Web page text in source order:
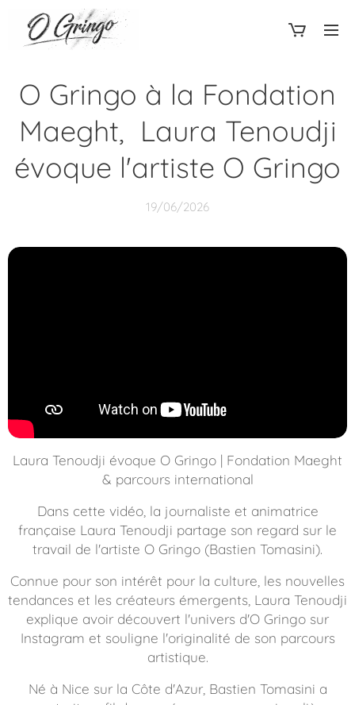
O Gringo à la Fondation
Maeght, Laura Tenoudji
évoque l'artiste O Gringo
19/06/2026
Laura Tenoudji évoque O Gringo | Fondation Maeght
& parcours international
Dans cette vidéo, la journaliste et animatrice
française Laura Tenoudji partage son regard sur le
travail de l'artiste O Gringo (Bastien Tomasini).
Connue pour son intérêt pour la culture, les nouvelles
tendances et les créateurs émergents, Laura Tenoudji
explique avoir découvert l'univers d'O Gringo sur
Instagram et souligne l'originalité de son parcours
artistique.
Né à Nice sur la Côte d'Azur, Bastien Tomasini a